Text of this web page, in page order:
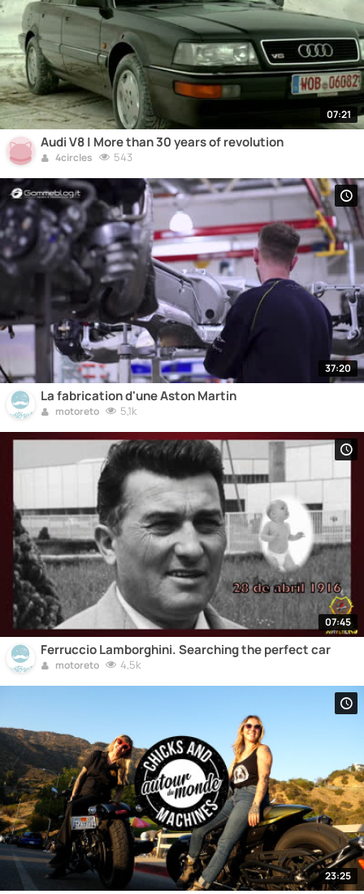
07:21
Audi V8 | More than 30 years of revolution
4circles 543
37:20
La fabrication d'une Aston Martin
motoreto 5,1k
07:45
Ferruccio Lamborghini. Searching the perfect car
motoreto 4,5k
23:25